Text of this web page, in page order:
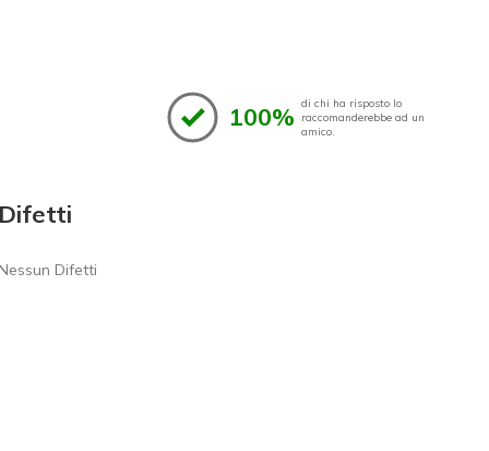
100% di chi ha risposto lo
raccomanderebbe ad un
amico.
Difetti